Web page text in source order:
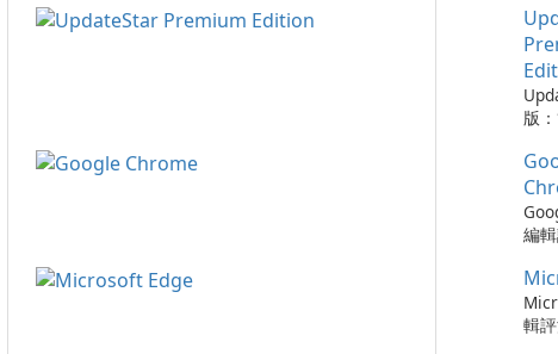
版
版
工
的
保
可
時
編
瀏
速
更
輯